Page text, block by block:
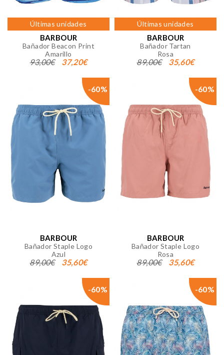
Últimas unidades
BARBOUR
Bañador Beacon Print
Amarillo
93,00€ 37,20€
Últimas unidades
BARBOUR
Bañador Tartan
Rosa
89,00€ 35,60€
-60%
BARBOUR
Bañador Staple Logo
Azul
89,00€ 35,60€
-60%
BARBOUR
Bañador Staple Logo
Rosa
89,00€ 35,60€
-60% -60%
CONFIGURACIÓN DE COOKIES